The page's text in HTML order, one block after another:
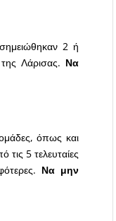
2 ή
Λάρισας. Να
όπως και
5 τελευταίες
Να μην